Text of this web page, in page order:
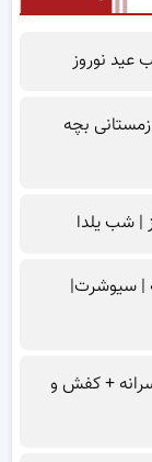
عید نوروز
بچه
| شب یلدا
| سیوشرت|
+ کفش و